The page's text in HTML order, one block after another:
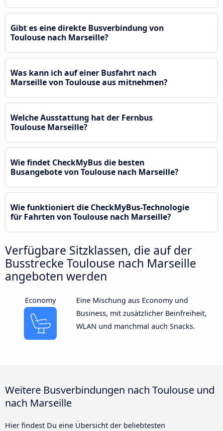
Gibt es eine direkte Busverbindung von
Toulouse nach Marseille?
Was kann ich auf einer Busfahrt nach
Marseille von Toulouse aus mitnehmen?
Welche Ausstattung hat der Fernbus
Toulouse Marseille?
Wie findet CheckMyBus die besten
Busangebote von Toulouse nach Marseille?
Wie funktioniert die CheckMyBus-Technologie
für Fahrten von Toulouse nach Marseille?
Verfügbare Sitzklassen, die auf der
Busstrecke Toulouse nach Marseille
angeboten werden
Economy
Eine Mischung aus Economy und
Business, mit zusätzlicher Beinfreiheit,
WLAN und manchmal auch Snacks.
Weitere Busverbindungen nach Toulouse und
nach Marseille
Hier findest Du eine Übersicht der beliebtesten